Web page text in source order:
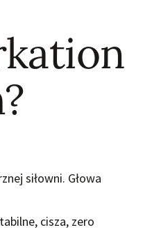
siłowni. Głowa
cisza, zero